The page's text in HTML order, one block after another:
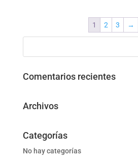
1 2 3 →
Comentarios recientes
Archivos
Categorías
No hay categorías